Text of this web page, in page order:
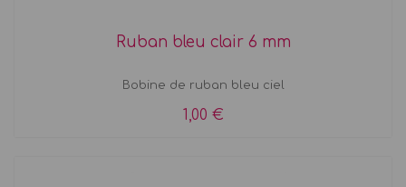
Ruban bleu clair 6 mm
Bobine de ruban bleu ciel
1,00 €